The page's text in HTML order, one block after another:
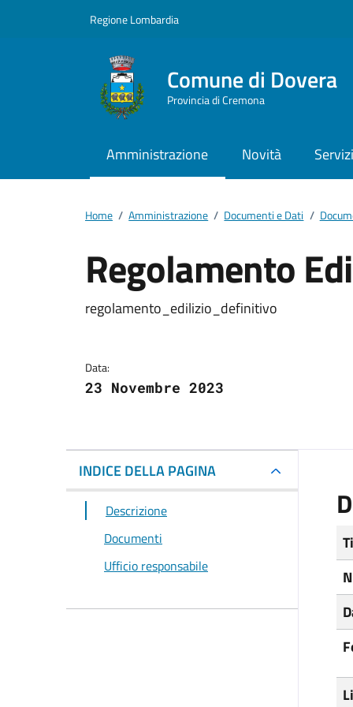
Regione Lombardia
Comune di Dovera
Provincia di Cremona
Amministrazione Novità
Home / Amministrazione / Documenti e Dati /
Regolamento
Dettagli del
regolamento_edilizio_definitivo
Data:
23 Novembre 2023
INDICE DELLA PAGINA
Descrizione
Documenti
Ufficio responsabile